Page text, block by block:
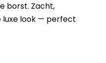
borst. Zacht,
luxe look — perfect